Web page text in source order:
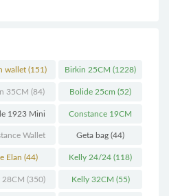
wallet(151) Birkin 25CM (1228)
35CM (84) Bolide 25cm (52)
1923 Mini
(93)
Constance 19CM
(571)
Wallet
(60)
Geta bag (44)
Elan (44) Kelly 24/24 (118)
28CM (350) Kelly 32CM (55)